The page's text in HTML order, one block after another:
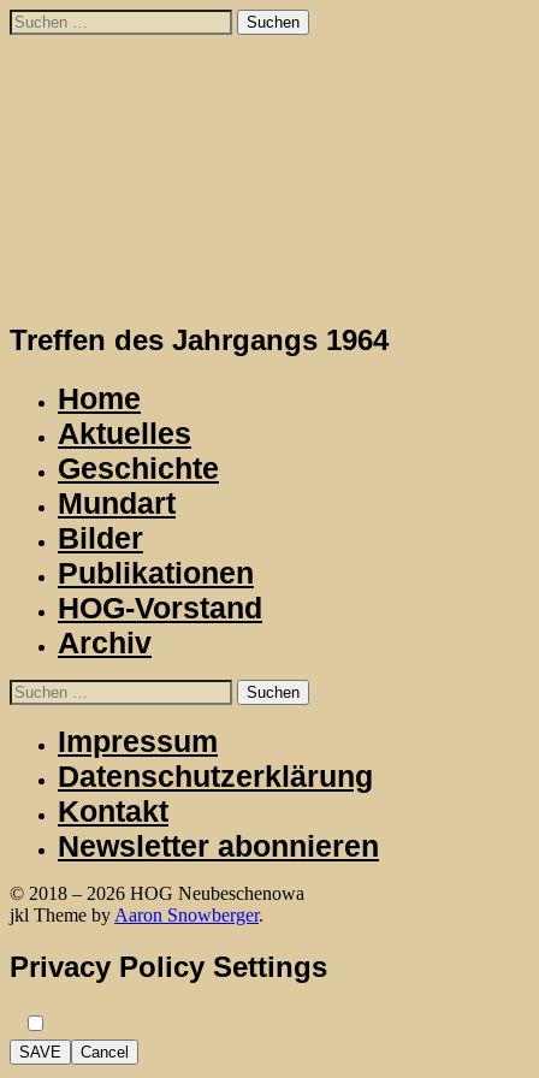
Skip
to
Suchen
nach:
Treffen des Jahrgangs 1964
Home
Aktuelles
Geschichte
Mundart
Bilder
Publikationen
HOG-Vorstand
Archiv
Suchen
nach:
Impressum
Datenschutzerklärung
Kontakt
Newsletter abonnieren
© 2018 – 2026 HOG Neubeschenowa
WordPress
jkl Theme by Aaron Snowberger.
Privacy Policy Settings
SAVE Cancel